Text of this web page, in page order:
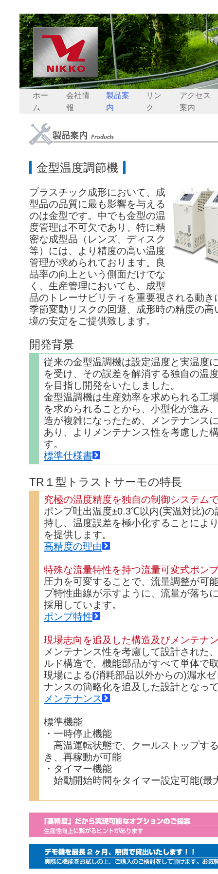
ホー
ム
会社情
報
製品案
内
リン
ク
アクセス
案内
金型温度調節機
プラスチック成形において、成
型品の品質に最も影響を与える
のは金型です。中でも金型の温
度管理は不可欠であり、特に精
密な成型品（レンズ、ディスク
等）には、より精度の高い温度
管理が求められております。良
品率の向上という側面だけでな
く、生産管理においても、成型
品のトレーサビリティを重要視される動
季節変動リスクの回避、成形時の精度の高
境の安定をご提供致します。
開発背景
従来の金型温調機は設定温度と実温度
を受け、その誤差を解消する独自の温
を目指し開発をいたしました。
金型温調機は生産効率を求められる工
を求められることから、小型化が進み
造が複雑になったため、メンテナンス
あり、よりメンテナンス性を考慮した
す。
標準仕様書
TR１型トラストサーモの特長
究極の温度精度を独自の制御システム
ポンプ吐出温度±0.3℃以内(実温対比)の
持し、温度誤差を極小化することによ
を提供します。
高精度の理由
特殊な流量特性を持つ流量可変式ポン
圧力を可変することで、流量調整が可
プ特性曲線が示すように、流量が落ち
採用しています。
ポンプ特性
現場志向を追及した構造及びメンテナ
メンテナンス性を考慮して設計された
ルド構造で、機能部品がすべて単体で
現場による(消耗部品以外からの)漏水
ナンスの簡略化を追及した設計となっ
メンテナンス
標準機能
・一時停止機能
高温運転状態で、クールストップす
き、再稼動が可能
・タイマー機能
始動開始時間をタイマー設定可能(最